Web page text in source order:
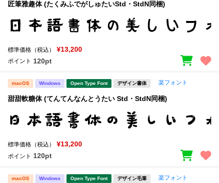
匠筆雅趣体 (たくみふでがしゅたいStd・StdN同梱)
標準価格（税込） ¥13,200
ポイント 120pt
macOS Windows Open Type Font デザイン書体 楽フォント
甜甜軟糖体 (てんてんなんとうたい Std・StdN同梱)
標準価格（税込） ¥13,200
ポイント 120pt
macOS Windows Open Type Font デザイン毛筆 楽フォント